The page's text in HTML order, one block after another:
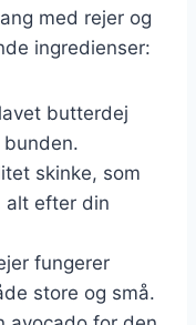
med rejer og
ingredienser:
butterdej
skinke, som
alt efter din
fungerer
store og små.